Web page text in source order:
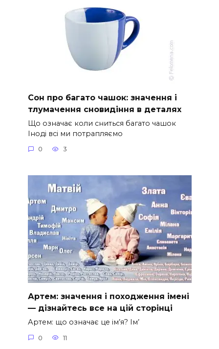
Сон про багато чашок: значення і
тлумачення сновидіння в деталях
Що означає коли сниться багато чашок
Іноді всі ми потрапляємо
0 3
Артем: значення і походження імені
— дізнайтесь все на цій сторінці
Артем: що означає це ім’я? Ім’
0 11